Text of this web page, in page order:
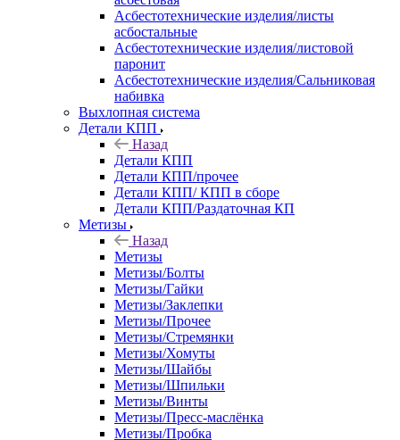
Асбестотехнические изделия/листы
асбостальные
Асбестотехнические изделия/листовой
паронит
Асбестотехнические изделия/Сальниковая
набивка
Выхлопная система
Детали КПП
Назад
Детали КПП
Детали КПП/прочее
Детали КПП/ КПП в сборе
Детали КПП/Раздаточная КП
Метизы
Назад
Метизы
Метизы/Болты
Метизы/Гайки
Метизы/Заклепки
Метизы/Прочее
Метизы/Стремянки
Метизы/Хомуты
Метизы/Шайбы
Метизы/Шпильки
Метизы/Винты
Метизы/Пресс-маслёнка
Метизы/Пробка